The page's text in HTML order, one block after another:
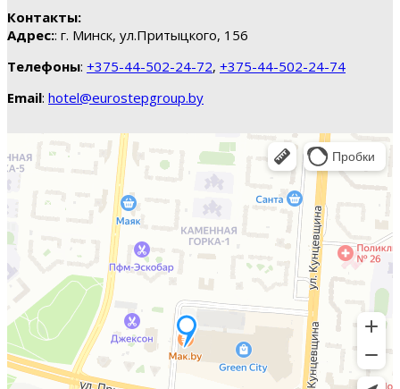
Контакты:
Адрес:: г. Минск, ул.Притыцкого, 156
Телефоны: +375-44-502-24-72, +375-44-502-24-74
Email: hotel@eurostepgroup.by